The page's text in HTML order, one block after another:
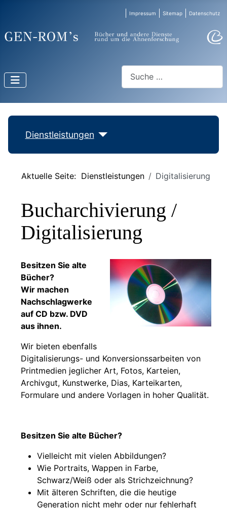
Impressum Sitemap Datenschutz
Dienstleistungen
Aktuelle Seite: Dienstleistungen Digitalisierung
Bucharchivierung /
Digitalisierung
Besitzen Sie alte
Bücher?
Wir machen
Nachschlagwerke
auf CD bzw. DVD
aus ihnen.
Wir bieten ebenfalls
Digitalisierungs- und Konversionssarbeiten von
Printmedien jeglicher Art, Fotos, Karteien,
Archivgut, Kunstwerke, Dias, Karteikarten,
Formulare und andere Vorlagen in hoher Qualität.
Besitzen Sie alte Bücher?
Vielleicht mit vielen Abbildungen?
Wie Portraits, Wappen in Farbe,
Schwarz/Weiß oder als Strichzeichnung?
Mit älteren Schriften, die die heutige
Generation nicht mehr oder nur fehlerhaft